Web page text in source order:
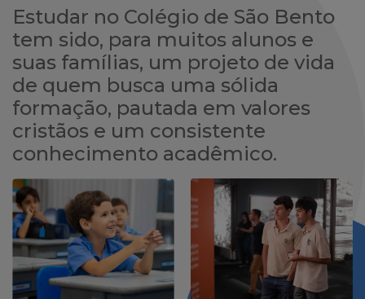
Estudar no Colégio de São Bento
tem sido, para muitos alunos e
suas famílias, um projeto de vida
de quem busca uma sólida
formação, pautada em valores
cristãos e um consistente
conhecimento acadêmico.